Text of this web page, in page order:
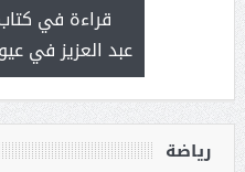
قراءة في
عبد العزيز في
لايعرف
رياضة